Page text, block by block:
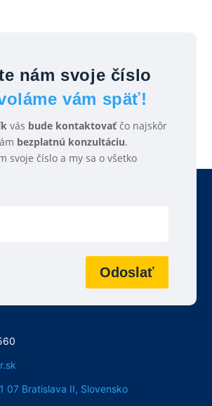
nám svoje číslo
vám späť!
vás bude kontaktovaťčo najskôr
bezplatnú konzultáciu.
svoje číslo a my sa o všetko
Odoslať
07 Bratislava II, Slovensko